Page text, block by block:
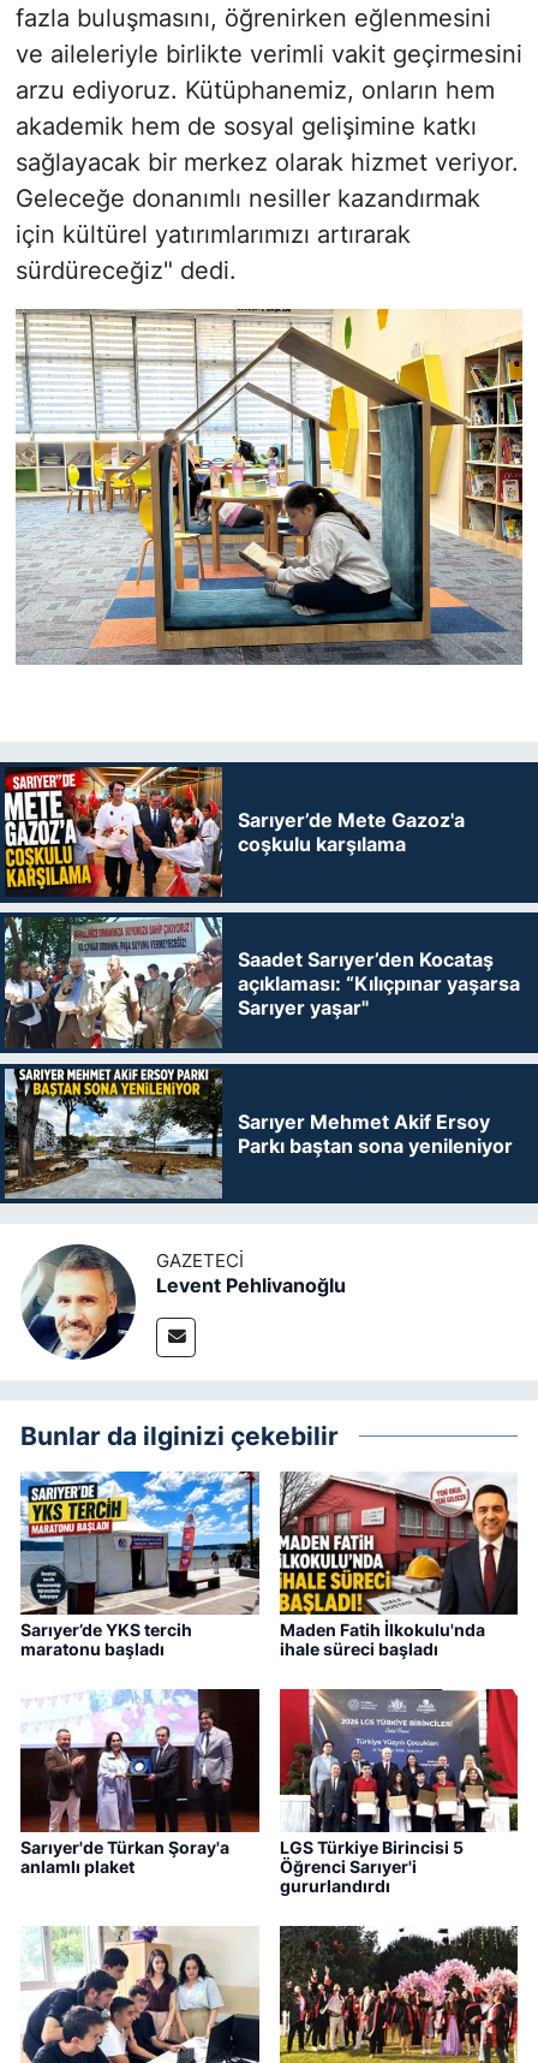
fazla buluşmasını, öğrenirken eğlenmesini
ve aileleriyle birlikte verimli vakit geçirmesini
arzu ediyoruz. Kütüphanemiz, onların hem
akademik hem de sosyal gelişimine katkı
sağlayacak bir merkez olarak hizmet veriyor.
Geleceğe donanımlı nesiller kazandırmak
için kültürel yatırımlarımızı artırarak
sürdüreceğiz" dedi.
Sarıyer’de Mete Gazoz'a
coşkulu karşılama
Saadet Sarıyer’den Kocataş
açıklaması: “Kılıçpınar yaşarsa
Sarıyer yaşar"
Sarıyer Mehmet Akif Ersoy
Parkı baştan sona yenileniyor
GAZETECI
Levent Pehlivanoğlu
Bunlar da ilginizi çekebilir
Sarıyer’de YKS tercih
maratonu başladı
Maden Fatih İlkokulu'nda
ihale süreci başladı
Sarıyer'de Türkan Şoray'a
anlamlı plaket
LGS Türkiye Birincisi 5
Öğrenci Sarıyer'i
gururlandırdı